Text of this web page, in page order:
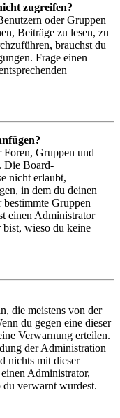
zugreifen?
oder Gruppen
Beiträge zu lesen, zu
brauchst du
Frage einen
Foren, Gruppen und
Die Board-
nicht erlaubt,
in dem du deinen
bestimmte Gruppen
einen Administrator
wieso du keine
die meistens von der
du gegen eine dieser
Verwarnung erteilen.
der Administration
nichts mit dieser
Administrator,
verwarnt wurdest.